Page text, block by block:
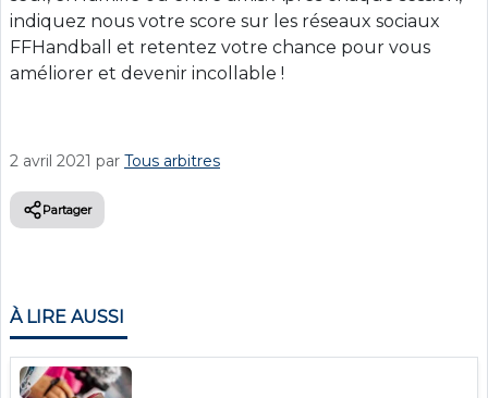
indiquez nous votre score sur les réseaux sociaux
FFHandball et retentez votre chance pour vous
améliorer et devenir incollable !
2 avril 2021 par Tous arbitres
Partager
À LIRE AUSSI